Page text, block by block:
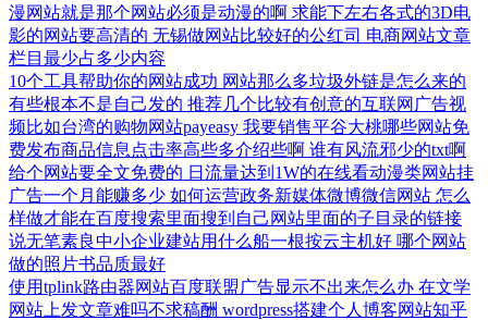
漫网站就是那个网站必须是动漫的啊 求能下左右各式的3D电
影的网站要高清的 无锡做网站比较好的公红司 电商网站文章
栏目最少占多少内容
10个工具帮助你的网站成功 网站那么多垃圾外链是怎么来的
有些根本不是自己发的 推荐几个比较有创意的互联网广告视
频比如台湾的购物网站payeasy 我要销售平谷大桃哪些网站免
费发布商品信息点击率高些多介绍些啊 谁有风流邪少的txt啊
给个网站要全文免费的 日流量达到1W的在线看动漫类网站挂
广告一个月能赚多少 如何运营政务新媒体微博微信网站 怎么
样做才能在百度搜索里面搜到自己网站里面的子目录的链接
说无笔素良中小企业建站用什么船一根按云主机好 哪个网站
做的照片书品质最好
使用tplink路由器网站百度联盟广告显示不出来怎么办 在文学
网站上发文章难吗不求稿酬 wordpress搭建个人博客网站知乎